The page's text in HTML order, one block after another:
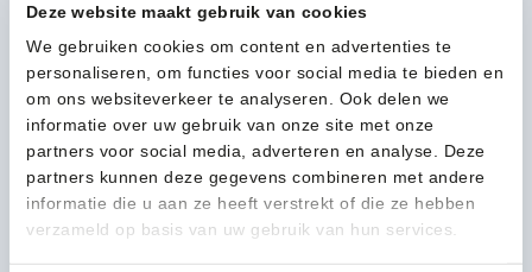
Deze website maakt gebruik van cookies
We gebruiken cookies om content en advertenties te
personaliseren, om functies voor social media te bieden en
om ons websiteverkeer te analyseren. Ook delen we
informatie over uw gebruik van onze site met onze
partners voor social media, adverteren en analyse. Deze
partners kunnen deze gegevens combineren met andere
informatie die u aan ze heeft verstrekt of die ze hebben
verzameld op basis van uw gebruik van hun services.
geen gevaarlijke componenten, is mild voor de huid en
volkomen veilig voor mens en dier. Laat geen residu of
waas achter.
Gebruiksinstructie:
Verwijder vooraf grove vervuiling en dikke ijslagen (vanaf
2-3 mm. laagdikte).
Handmatige reiniging:Spray of foam (verticale vlakken)
een passende hoeveelheid FREEZCLEAN E.19 op het
oppervlak en laat enige tijd inwerken. Borstel hevige
vervuiling los met een schuurspons of borstel. Neem af met